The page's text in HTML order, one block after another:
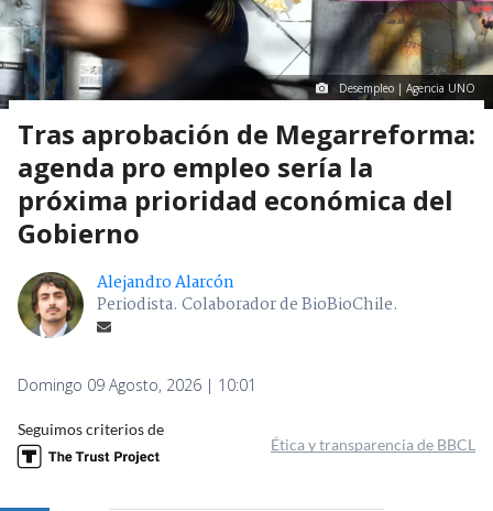
Desempleo | Agencia UNO
Tras aprobación de Megarreforma:
agenda pro empleo sería la
próxima prioridad económica del
Gobierno
Alejandro Alarcón
Periodista. Colaborador de BioBioChile.
Domingo 09 Agosto, 2026 | 10:01
Seguimos criterios de
Ética y transparencia de BBCL